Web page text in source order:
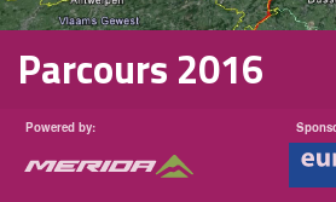
Parcours 2016
Powered by: